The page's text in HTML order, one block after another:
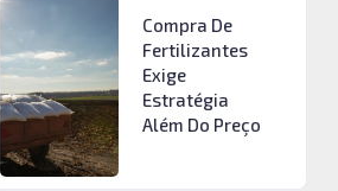
Compra De
Fertilizantes
Exige
Estratégia
Além Do Preço